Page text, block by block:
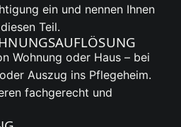
ein und nennen Ihnen
Teil.
Wohnung oder Haus – bei
Auszug ins Pflegeheim.
fachgerecht und